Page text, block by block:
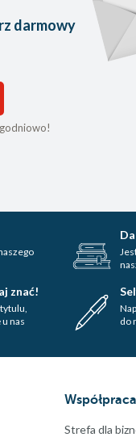
darmowy
znać!
nas
do
Współpraca
Strefa dla